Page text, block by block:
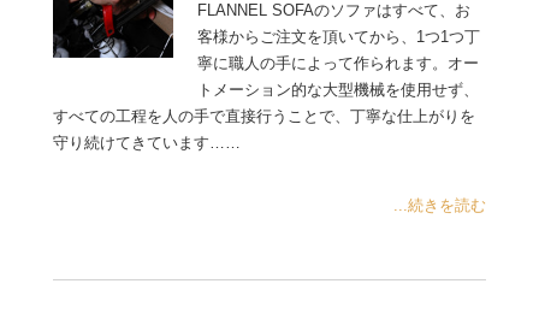
FLANNEL SOFAのソファはすべて、お
客様からご注文を頂いてから、1つ1つ丁
寧に職人の手によって作られます。オー
トメーション的な大型機械を使用せず、
すべての工程を人の手で直接行うことで、丁寧な仕上がりを
守り続けてきています……
...続きを読む